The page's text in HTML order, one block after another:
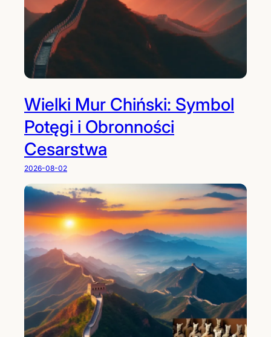
Wielki Mur Chiński: Symbol
Potęgi i Obronności
Cesarstwa
2026-08-02